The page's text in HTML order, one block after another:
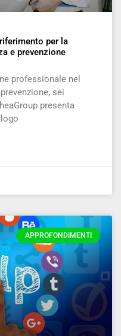
per la
e prevenzione
professionale nel
sei
presenta
APPROFONDIMENTI